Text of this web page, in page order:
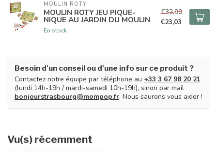
MOULIN ROTY
MOULIN ROTY JEU PIQUE-
NIQUE AU JARDIN DU MOULIN
En stock
€32,90
€23,03
Besoin d'un conseil ou d'une info sur ce produit ?
Contactez notre équipe par téléphone au +33 3 67 98 20 21
(lundi 14h-19h / mardi-samedi 10h-19h), sinon par mail
bonjourstrasbourg@mompop.fr. Nous saurons vous aider !
Vu(s) récemment